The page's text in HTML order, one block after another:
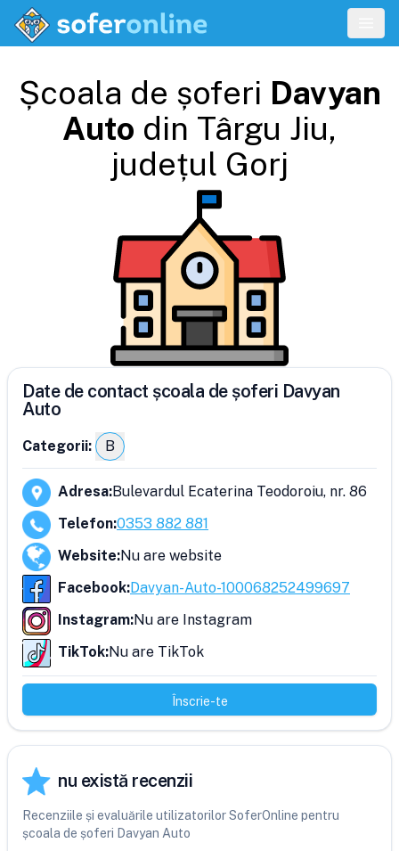
Școala de șoferi Davyan
Auto din Târgu Jiu,
județul Gorj
Date de contact școala de șoferi Davyan
Auto
Categorii: B
Adresa:Bulevardul Ecaterina Teodoroiu, nr. 86
Telefon:0353 882 881
Website:Nu are website
Facebook:Davyan-Auto-100068252499697
Instagram:Nu are Instagram
TikTok:Nu are TikTok
Înscrie-te
nu există recenzii
Recenziile și evaluările utilizatorilor SoferOnline pentru
școala de șoferi Davyan Auto